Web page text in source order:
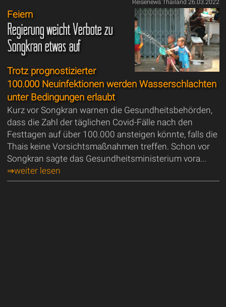
Reisenews Thailand 26.03.2022
Feiern
Regierung weicht Verbote zu
Songkran etwas auf
Trotz prognostizierter
100.000 Neuinfektionen werden Wasserschlachten
unter Bedingungen erlaubt
Kurz vor Songkran warnen die Gesundheitsbehörden,
dass die Zahl der täglichen Covid-Fälle nach den
Festtagen auf über 100.000 ansteigen könnte, falls die
Thais keine Vorsichtsmaßnahmen treffen. Schon vor
Songkran sagte das Gesundheitsministerium vora...
⇒weiter lesen